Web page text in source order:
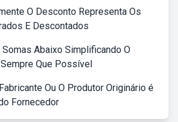
O Desconto Representa Os
E Descontados
Somas Abaixo Simplificando O
Que Possível
Ou O Produtor Originário é
Fornecedor